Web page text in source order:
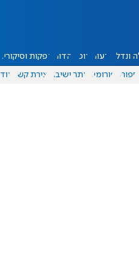
ונדל"ן דעות אוכל יהדות הפקות וסיקורים
ספורט פורומים אתר ישיבה יצירת קשר עוד